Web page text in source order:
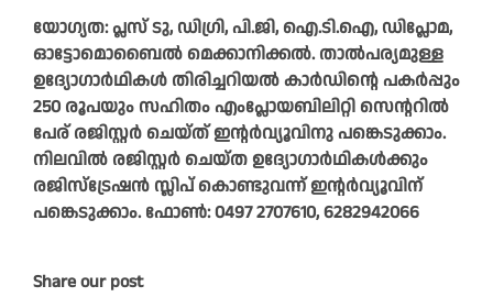
യോഗ്യത: പ്ലസ് ടു, ഡിഗ്രി, പി.ജി, ഐ.ടി.ഐ, ഡിപ്ലോമ,
ഓട്ടോമൊബൈൽ മെക്കാനിക്കൽ. താൽപര്യമുള്ള
ഉദ്യോഗാർഥികൾ തിരിച്ചറിയൽ കാർഡിന്റെ പകർപ്പും
250 രൂപയും സഹിതം എംപ്ലോയബിലിറ്റി സെന്ററിൽ
പേര് രജിസ്റ്റർ ചെയ്ത് ഇന്റർവ്യൂവിനു പങ്കെടുക്കാം.
നിലവിൽ രജിസ്റ്റർ ചെയ്ത ഉദ്യോഗാർഥികൾക്കും
രജിസ്‌ട്രേഷൻ സ്ലിപ് കൊണ്ടുവന്ന് ഇന്റർവ്യൂവിന്
പങ്കെടുക്കാം. ഫോൺ: 0497 2707610, 6282942066
Share our post